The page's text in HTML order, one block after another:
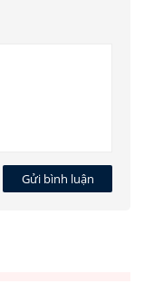
Gửi bình luận